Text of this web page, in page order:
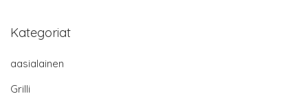
Kategoriat
aasialainen
Grilli